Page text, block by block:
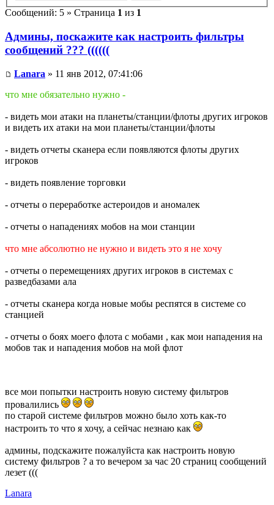
Сообщений: 5 » Страница 1 из 1
Админы, поскажите как настроить фильтры
сообщений ??? ((((((
Lanara » 11 янв 2012, 07:41:06
что мне обязательно нужно -
- видеть мои атаки на планеты/станции/флоты других игроков
и видеть их атаки на мои планеты/станции/флоты
- видеть отчеты сканера если появляются флоты других
игроков
- видеть появление торговки
- отчеты о переработке астероидов и аномалек
- отчеты о нападениях мобов на мои станции
что мне абсолютно не нужно и видеть это я не хочу
- отчеты о перемещениях других игроков в системах с
разведбазами ала
- отчеты сканера когда новые мобы респятся в системе со
станцией
- отчеты о боях моего флота с мобами , как мои нападения на
мобов так и нападения мобов на мой флот
все мои попытки настроить новую систему фильтров
провалились
по старой системе фильтров можно было хоть как-то
настроить то что я хочу, а сейчас незнаю как
админы, подскажите пожалуйста как настроить новую
систему фильтров ? а то вечером за час 20 страниц сообщений
лезет (((
Lanara